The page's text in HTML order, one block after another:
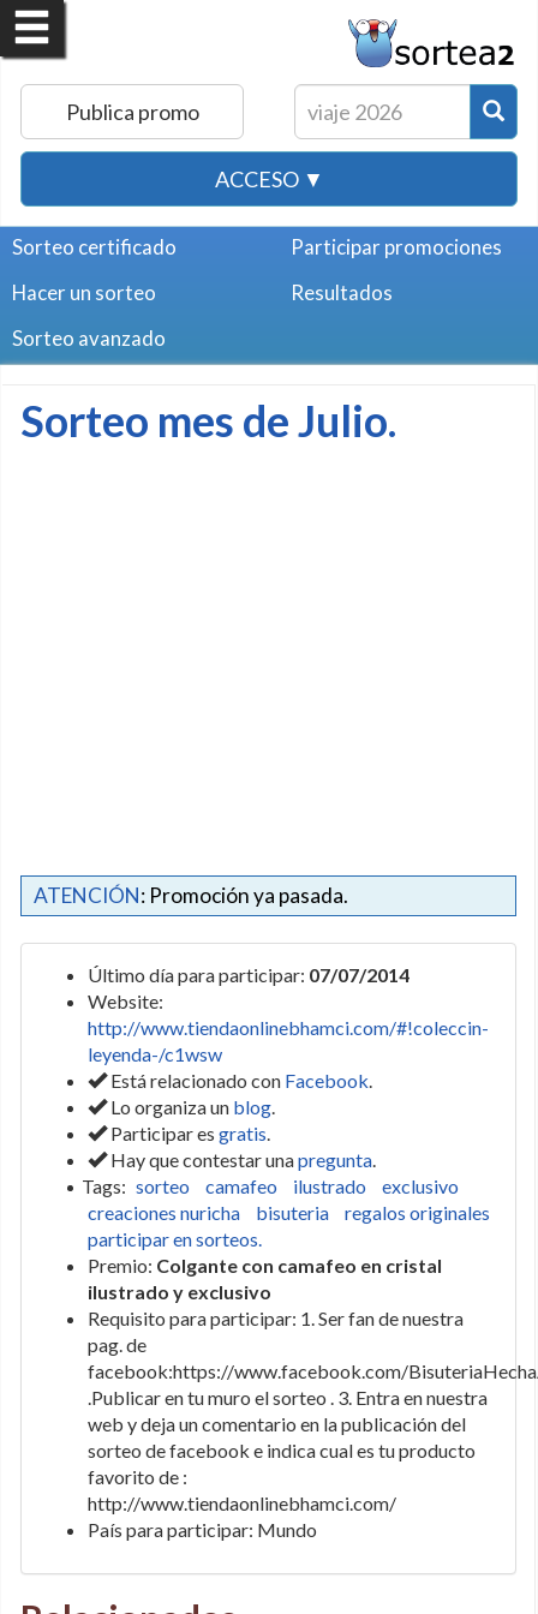
Publica promo
ACCESO ▼
Sorteo certificado
Hacer un sorteo
Sorteo avanzado
Participar promociones
Resultados
Sorteo mes de Julio.
ATENCIÓN: Promoción ya pasada.
Último día para participar: 07/07/2014
Website:
http://www.tiendaonlinebhamci.com/#!coleccin-
leyenda-/c1wsw
Está relacionado con Facebook.
Lo organiza un blog.
Participar es gratis.
Hay que contestar unapregunta.
Tags: sorteo camafeo ilustrado
exclusivo
creaciones nuricha
bisuteria
regalos originales
participar en sorteos.
Premio: Colgante con camafeo en cristal
ilustrado y exclusivo
Requisito para participar: 1. Ser fan de nuestra
pag. de
facebook:https://www.facebook.com/
.Publicar en tu muro el sorteo . 3. Entra en nuestra
web y deja un comentario en la publicación del
sorteo de facebook e indica cual es tu producto
favorito de :
http://www.tiendaonlinebhamci.com/
País para participar: Mundo